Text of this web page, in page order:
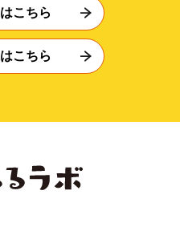
こちら
こちら